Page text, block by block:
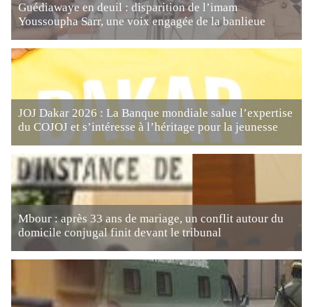
Guédiawaye en deuil : disparition de l’imam
Youssoupha Sarr, une voix engagée de la banlieue
JOJ Dakar 2026 : La Banque mondiale salue l’expertise
du COJOJ et s’intéresse à l’héritage pour la jeunesse
Mbour : après 33 ans de mariage, un conflit autour du
domicile conjugal finit devant le tribunal